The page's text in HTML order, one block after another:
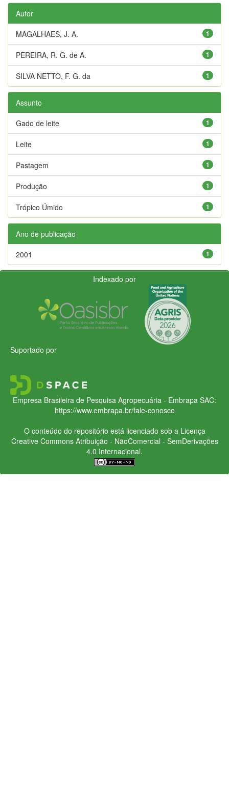
Autor
1
MAGALHAES, J. A.
1
PEREIRA, R. G. de A.
1
SILVA NETTO, F. G. da
Assunto
1
Gado de leite
1
Leite
1
Pastagem
1
Produção
1
Trópico Úmido
Ano de publicação
1
2001
Indexado por
Suportado por
Empresa Brasileira de Pesquisa Agropecuária - Embrapa SAC:
https://www.embrapa.br/fale-conosco
O conteúdo do repositório está licenciado sob a Licença
Creative CommonsAtribuição - NãoComercial - SemDerivações
4.0 Internacional.